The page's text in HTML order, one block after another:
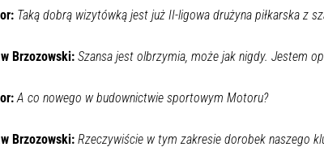
Taką dobrą wizytówką jest już II-ligowa drużyna piłkarska z
Brzozowski:Szansa jest olbrzymia, może jak nigdy. Jestem
A co nowego w budownictwie sportowym Motoru?
Brzozowski:Rzeczywiście w tym zakresie dorobek naszego